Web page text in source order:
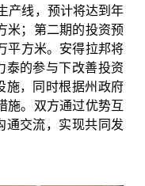
产线，预计将达到年
米；第二期的投资预
平方米。安得拉邦将
泰的参与下改善投资
施，同时根据州政府
施。双方通过优势互
通交流，实现共同发